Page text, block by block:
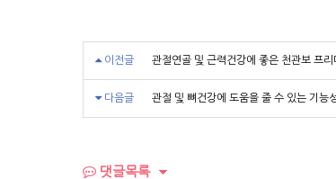
이전글 관절연골 및 근력건강에 좋은 천관보 프리
다음글 관절 및 뼈건강에 도움을 줄 수 있는 기
댓글목록